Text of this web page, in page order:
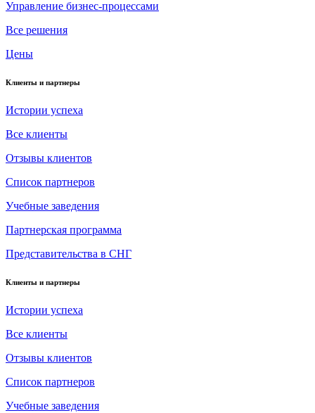
Управление бизнес-процессами
Все решения
Цены
Клиенты и партнеры
Истории успеха
Все клиенты
Отзывы клиентов
Список партнеров
Учебные заведения
Партнерская программа
Представительства в СНГ
Клиенты и партнеры
Истории успеха
Все клиенты
Отзывы клиентов
Список партнеров
Учебные заведения